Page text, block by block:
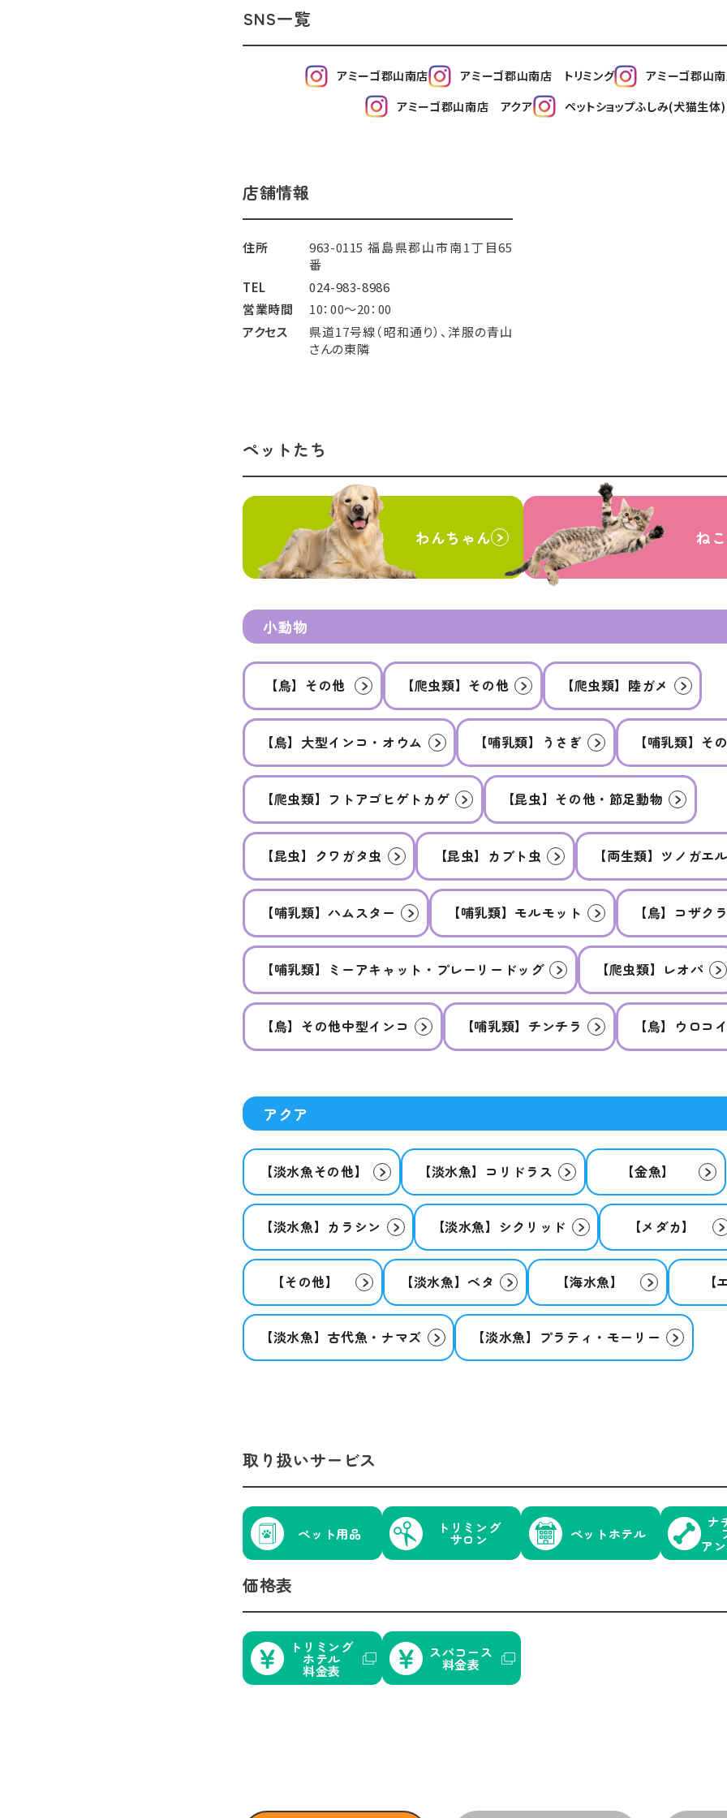
SNS一覧
アミーゴ郡山南店 アミーゴ郡山南店 トリミング
アミーゴ郡山
アミーゴ郡山南店 アクア
ペットショップふしみ(犬猫生体)
店舗情報
住所
963-0115 福島県郡山市南1丁目65
番
TEL
024-983-8986
営業時間
10：00～20：00
アクセス
県道17号線（昭和通り）、洋服の青山
さんの東隣
ペットたち
わんちゃん ね
小動物
【鳥】その他 【爬虫類】その他 【爬虫類】陸ガメ
【鳥】大型インコ・オウム 【哺乳類】うさぎ 【哺乳類】そ
【爬虫類】フトアゴヒゲトカゲ 【昆虫】その他・節足動物
【昆虫】クワガタ虫 【昆虫】カブト虫 【両生類】ツノガエ
【哺乳類】ハムスター 【哺乳類】モルモット 【鳥】コザク
【哺乳類】ミーアキャット・プレーリードッグ 【爬虫類】レオパ
【鳥】その他中型インコ 【哺乳類】チンチラ 【鳥】ウロコ
アクア
【淡水魚その他】 【淡水魚】コリドラス 【金魚】
【淡水魚】カラシン 【淡水魚】シクリッド 【メダカ】
【その他】 【淡水魚】ベタ 【海水魚】 【
【淡水魚】古代魚・ナマズ 【淡水魚】プラティ・モーリー
取り扱いサービス
ペット用品 トリミング
サロン ペットホテル
ナ
ア
価格表
トリミング
ホテル
料金表
スパコース
料金表